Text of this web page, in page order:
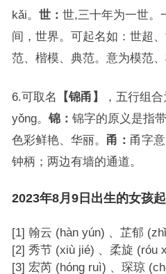
kǎi。 世： 世,三十年为一世。
间，世界。可起名如：世超、
范、楷模、典范。意为模范、
6.可取名 【锦甬】 ，五行组合
yǒng。 锦： 锦字的原义是指
色彩鲜艳、华丽。 甬： 甬字
钟柄；两边有墙的通道。
2023年8月9日出生的女孩
[1] 翰云 (hàn yún) 、芷郁
[2] 秀节 (xiù jié) 、柔旋 (róu
[3] 宏芮 (hóng ruì) 、琛琼